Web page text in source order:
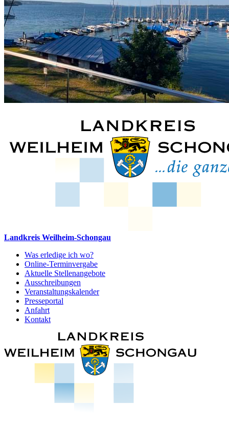
Landkreis Weilheim-Schongau
Was erledige ich wo?
Online-Terminvergabe
Aktuelle Stellenangebote
Ausschreibungen
Veranstaltungskalender
Presseportal
Anfahrt
Kontakt